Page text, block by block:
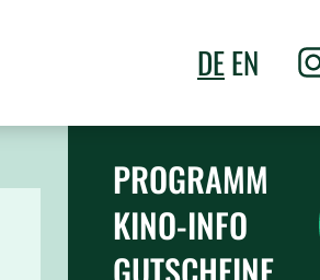
DEEN
PROGRAMM
KINO-INFO